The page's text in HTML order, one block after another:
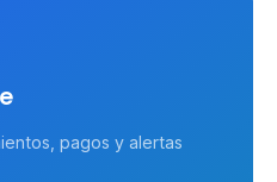
pagos y alertas